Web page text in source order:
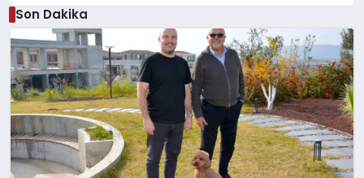
Son Dakika